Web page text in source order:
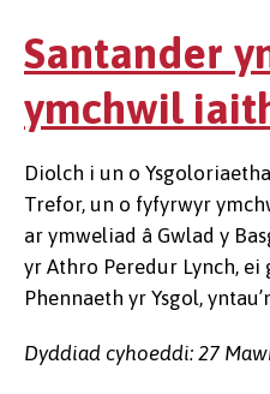
Santander
ymchwil
Diolch i un o
Trefor, un o fyfyrwyr
ar ymweliad â Gwlad y
yr Athro Peredur Lynch,
Phennaeth yr Ysgol,
Dyddiad cyhoeddi: 27